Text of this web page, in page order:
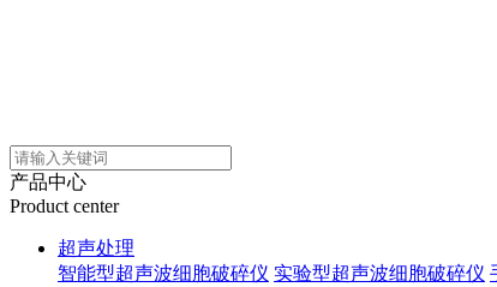
产品中心
Product center
超声处理
智能型超声波细胞破碎仪 实验型超声波细胞破碎仪